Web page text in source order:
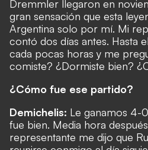
Dremmler llegaron en
gran sensación que esta
Argentina solo por mí. Mi
contó dos días antes. Hasta
cada pocas horas y me
comiste? ¿Dormiste bien?
¿Cómo fue ese partido?
Demichelis: Le ganamos 4-
fue bien. Media hora
representante me dijo que